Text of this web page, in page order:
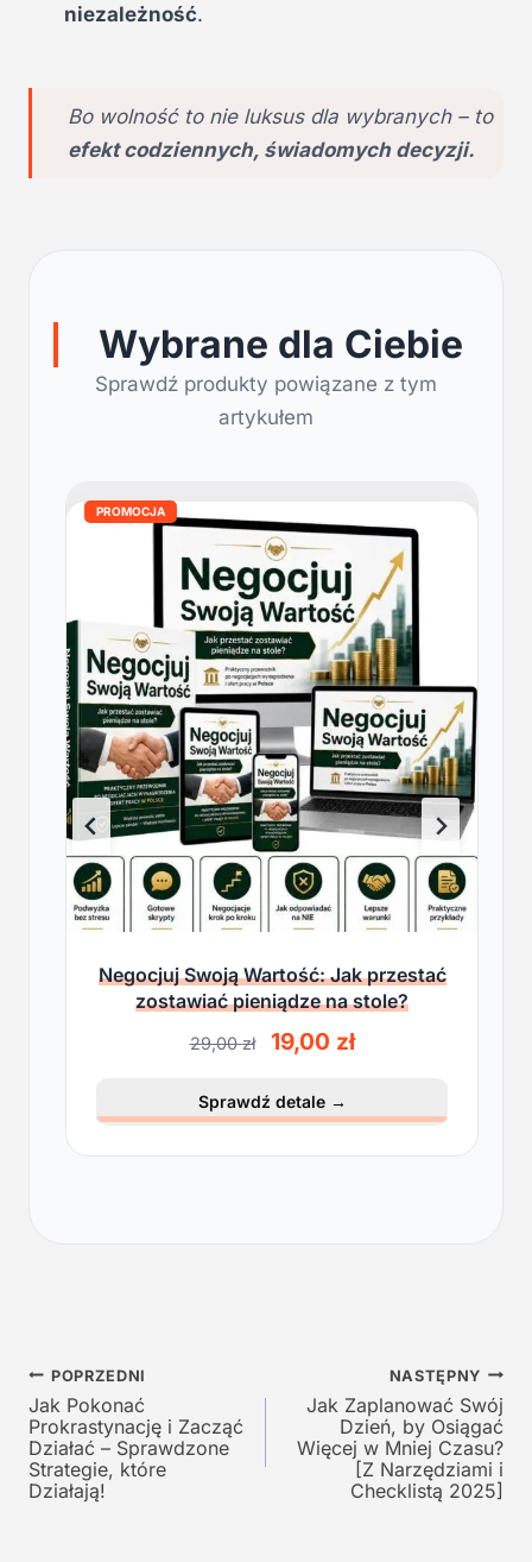
niezależność.
Bo wolność to nie luksus dla wybranych – to
efekt codziennych, świadomych decyzji.
Wybrane dla Ciebie
Sprawdź produkty powiązane z tym
artykułem
PROMOCJA
Negocjuj Swoją Wartość: Jak przestać
zostawiać pieniądze na stole?
29,00zł
P
e
r
19,00 złA
u
n
o
s
i
Sprawdź detale →
Nawigacja
wpisu
POPRZEDNI
Jak Pokonać
Prokrastynację i Zacząć
Działać – Sprawdzone
Strategie, które
Działają!
NASTĘPNY
Jak Zaplanować Swój
Dzień, by Osiągać
Więcej w Mniej Czasu?
[Z Narzędziami i
Checklistą 2025]